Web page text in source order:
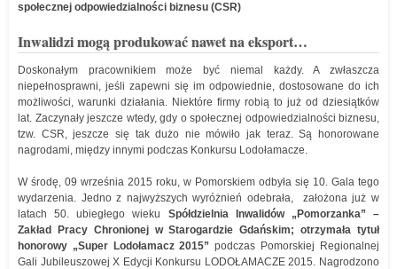
społecznej odpowiedzialności biznesu (CSR)
Inwalidzi mogą produkować nawet na eksport…
Doskonałym pracownikiem może być niemal każdy. A zwłaszcza
niepełnosprawni, jeśli zapewni się im odpowiednie, dostosowane do ich
możliwości, warunki działania. Niektóre firmy robią to już od dziesiątków
lat. Zaczynały jeszcze wtedy, gdy o społecznej odpowiedzialności biznesu,
tzw. CSR, jeszcze się tak dużo nie mówiło jak teraz. Są honorowane
nagrodami, między innymi podczas Konkursu Lodołamacze.
W środę, 09 września 2015 roku, w Pomorskiem odbyła się 10. Gala tego
wydarzenia. Jedno z najwyższych wyróżnień odebrała, założona już w
latach 50. ubiegłego wieku Spółdzielnia Inwalidów „Pomorzanka” –
Zakład Pracy Chronionej w Starogardzie Gdańskim; otrzymała tytuł
honorowy „Super Lodołamacz 2015” podczas Pomorskiej Regionalnej
Gali Jubileuszowej X Edycji Konkursu LODOŁAMACZE 2015. Nagrodzono